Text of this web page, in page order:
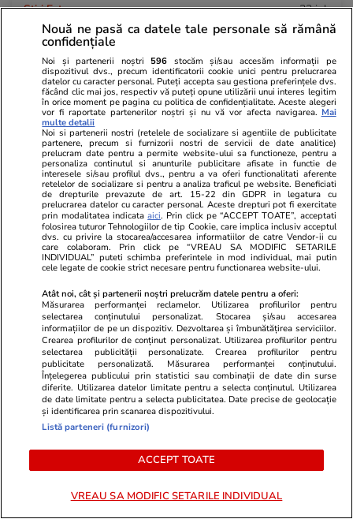
Știri Externe 23 iul.
Donald Trump nu se opune extrădării fraților
Tate în Marea Britanie, unde sunt acuzați de
noi infracțiuni de viol și trafic de persoane
Știri România
Haos la admiterea ASE 2026: candidaților li
se cere jumătate din taxa de școlarizare
înainte de a afla unde au fost repartizați
Citește mai multe
TRENDING
Horoscop 23 iul.
Horoscop 24 iulie 2026. Vărsătorii au unele
probleme de la locul de muncă ce dispar de la
sine, iar altele vor deveni mai ușor de rezolvat
Rezultatele loto din 23 iulie 2026. Numerele
câștigătoare extrase joi
Nouă ne pasă ca datele tale personale să rămână
confidențiale
Noi și partenerii noștri 596 stocăm și/sau accesăm informații pe
dispozitivul dvs., precum identificatorii cookie unici pentru prelucrarea
datelor cu caracter personal. Puteți accepta sau gestiona preferințele dvs.
făcând clic mai jos, respectiv vă puteți opune utilizării unui interes legitim
în orice moment pe pagina cu politica de confidențialitate. Aceste alegeri
vor fi raportate partenerilor noștri și nu vă vor afecta navigarea. Mai
multe detalii
Noi si partenerii nostri (retelele de socializare si agentiile de publicitate
partenere, precum si furnizorii nostri de servicii de date analitice)
prelucram date pentru a permite website-ului sa functioneze, pentru a
personaliza continutul si anunturile publicitare afisate in functie de
interesele si/sau profilul dvs., pentru a va oferi functionalitati aferente
retelelor de socializare si pentru a analiza traficul pe website. Beneficiati
de drepturile prevazute de art. 15-22 din GDPR in legatura cu
prelucrarea datelor cu caracter personal. Aceste drepturi pot fi exercitate
prin modalitatea indicataaici. Prin click pe “ACCEPT TOATE”, acceptati
folosirea tuturor Tehnologiilor de tip Cookie, care implica inclusiv acceptul
dvs. cu privire la stocarea/accesarea informatiilor de catre Vendor-ii cu
care colaboram. Prin click pe “VREAU SA MODIFIC SETARILE
INDIVIDUAL” puteti schimba preferintele in mod individual, mai putin
cele legate de cookie strict necesare pentru functionarea website-ului.
Atât noi, cât și partenerii noștri prelucrăm datele pentru a oferi:
Măsurarea performanței reclamelor. Utilizarea profilurilor pentru
selectarea conținutului personalizat. Stocarea și/sau accesarea
informațiilor de pe un dispozitiv. Dezvoltarea și îmbunătățirea serviciilor.
Crearea profilurilor de conținut personalizat. Utilizarea profilurilor pentru
selectarea publicității personalizate. Crearea profilurilor pentru
publicitate personalizată. Măsurarea performanței conținutului.
Înțelegerea publicului prin statistici sau combinații de date din surse
diferite. Utilizarea datelor limitate pentru a selecta conținutul. Utilizarea
de date limitate pentru a selecta publicitatea. Date precise de geolocație
și identificarea prin scanarea dispozitivului.
Listă parteneri (furnizori)
ACCEPT TOATE
VREAU SA MODIFIC SETARILE INDIVIDUAL